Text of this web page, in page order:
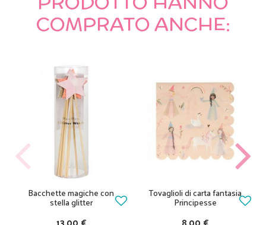
COMPRATO ANCHE:
Bacchette magiche con
stella glitter
Tovaglioli di carta fantasia
Principesse